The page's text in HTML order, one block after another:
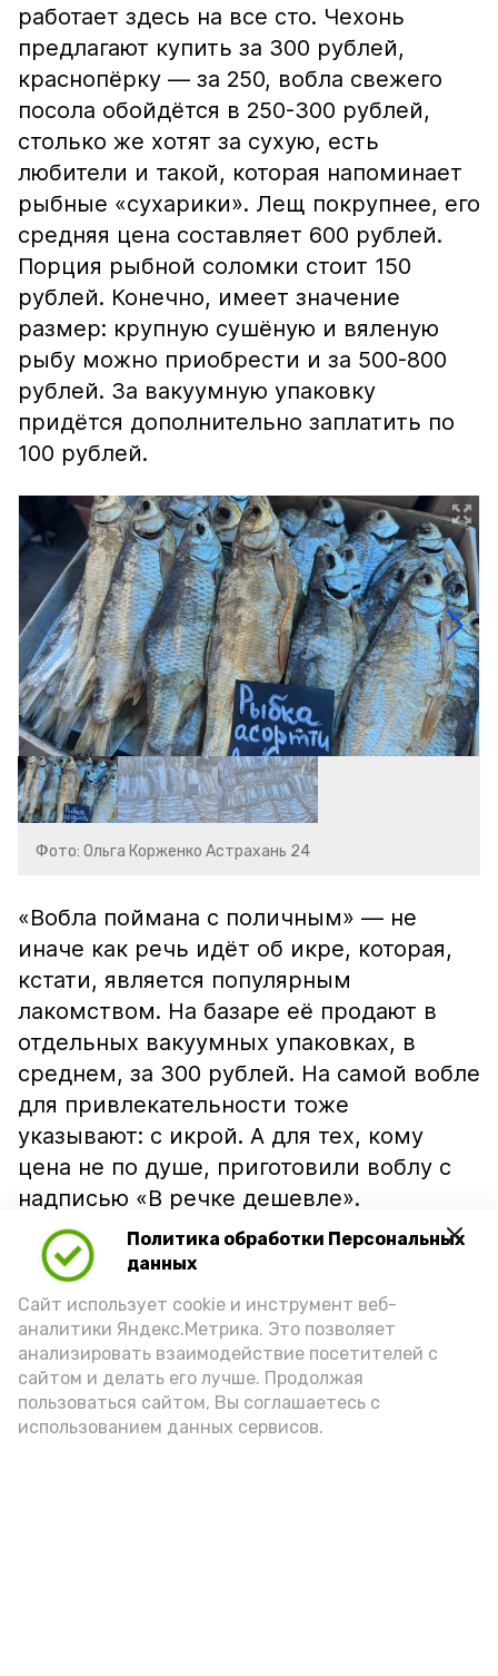
Политика обработки Персональных
данных
Сайт использует cookie и инструмент веб-
аналитики Яндекс.Метрика. Это позволяет
анализировать взаимодействие посетителей с
сайтом и делать его лучше. Продолжая
пользоваться сайтом, Вы соглашаетесь с
использованием данных сервисов.
работает здесь на все сто. Чехонь
предлагают купить за 300 рублей,
краснопёрку — за 250, вобла свежего
посола обойдётся в 250-300 рублей,
столько же хотят за сухую, есть
любители и такой, которая напоминает
рыбные «сухарики». Лещ покрупнее, его
средняя цена составляет 600 рублей.
Порция рыбной соломки стоит 150
рублей. Конечно, имеет значение
размер: крупную сушёную и вяленую
рыбу можно приобрести и за 500-800
рублей. За вакуумную упаковку
придётся дополнительно заплатить по
100 рублей.
Фото: Ольга Корженко Астрахань 24
«Вобла поймана с поличным» — не
иначе как речь идёт об икре, которая,
кстати, является популярным
лакомством. На базаре её продают в
отдельных вакуумных упаковках, в
среднем, за 300 рублей. На самой вобле
для привлекательности тоже
указывают: с икрой. А для тех, кому
цена не по душе, приготовили воблу с
надписью «В речке дешевле».